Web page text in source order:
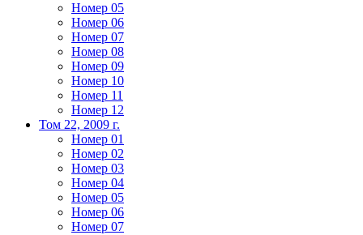
Номер 05
Номер 06
Номер 07
Номер 08
Номер 09
Номер 10
Номер 11
Номер 12
Том 22, 2009 г.
Номер 01
Номер 02
Номер 03
Номер 04
Номер 05
Номер 06
Номер 07